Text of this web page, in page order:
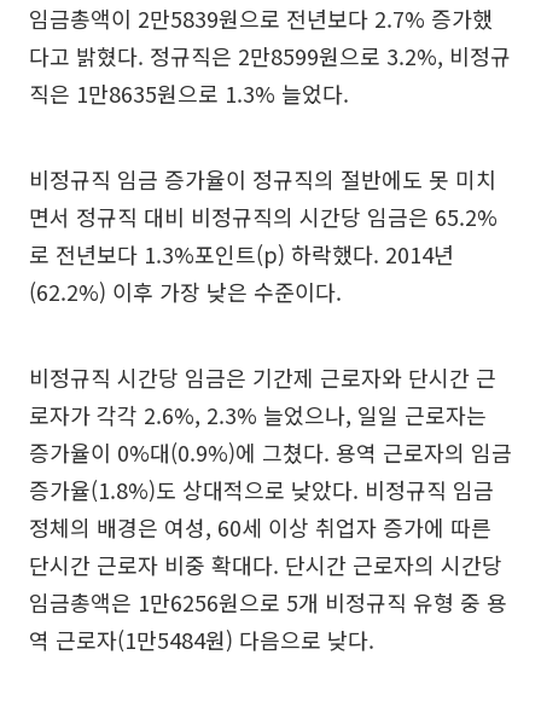
임금총액이 2만5839원으로 전년보다 2.7% 증가했
다고 밝혔다. 정규직은 2만8599원으로 3.2%, 비정규
직은 1만8635원으로 1.3% 늘었다.
비정규직 임금 증가율이 정규직의 절반에도 못 미치
면서 정규직 대비 비정규직의 시간당 임금은 65.2%
로 전년보다 1.3%포인트(p) 하락했다. 2014년
(62.2%) 이후 가장 낮은 수준이다.
비정규직 시간당 임금은 기간제 근로자와 단시간 근
로자가 각각 2.6%, 2.3% 늘었으나, 일일 근로자는
증가율이 0%대(0.9%)에 그쳤다. 용역 근로자의 임금
증가율(1.8%)도 상대적으로 낮았다. 비정규직 임금
정체의 배경은 여성, 60세 이상 취업자 증가에 따른
단시간 근로자 비중 확대다. 단시간 근로자의 시간당
임금총액은 1만6256원으로 5개 비정규직 유형 중 용
역 근로자(1만5484원) 다음으로 낮다.